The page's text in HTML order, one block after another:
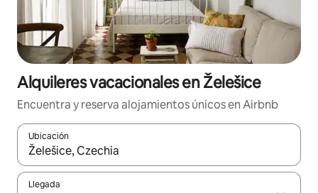
Alquileres vacacionales en Želešice
Encuentra y reserva alojamientos únicos en Airbnb
Ubicación
Cuando los resultados estén disponibles, navega con las
Llegada